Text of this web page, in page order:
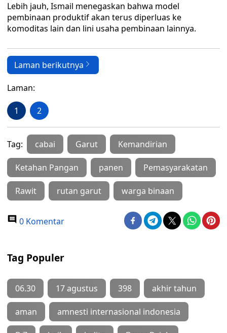
Lebih jauh, Ismail menegaskan bahwa model
pembinaan produktif akan terus diperluas ke
komoditas lain dan lini usaha pembinaan lainnya.
Laman berikutnya
Laman:
1 2
Tag: cabai Garut Kemandirian
Ketahan Pangan panen Pemasyarakatan
Rawit rutan garut warga binaan
0 Komentar
Tag Populer
06.30 17 agustus 398 akhir tahun
aman amnesti internasional indonesia